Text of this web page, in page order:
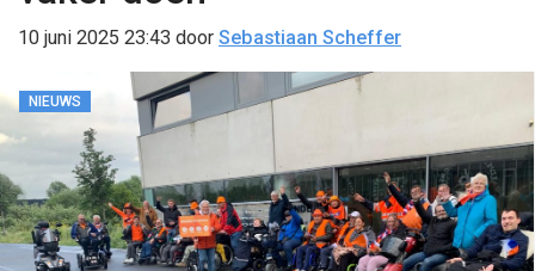
10 juni 2025 23:43 door Sebastiaan Scheffer
NIEUWS